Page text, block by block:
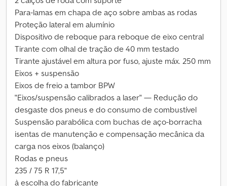
Para-lamas em chapa de aço sobre ambas as rodas
Proteção lateral em alumínio
Dispositivo de reboque para reboque de eixo central
Tirante com olhal de tração de 40 mm testado
Tirante ajustável em altura por fuso, ajuste máx. 250 mm
Eixos + suspensão
Eixos de freio a tambor BPW
"Eixos/suspensão calibrados a laser" — Redução do
desgaste dos pneus e do consumo de combustível
Suspensão parabólica com buchas de aço-borracha
isentas de manutenção e compensação mecânica da
carga nos eixos (balanço)
Rodas e pneus
235 / 75 R 17,5"
à escolha do fabricante